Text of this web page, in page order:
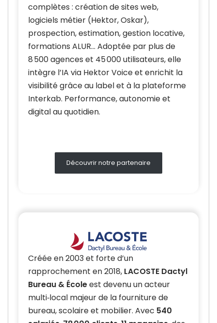
complètes : création de sites web,
logiciels métier (Hektor, Oskar),
prospection, estimation, gestion locative,
formations ALUR… Adoptée par plus de
8 500 agences et 45 000 utilisateurs, elle
intègre l’IA via Hektor Voice et enrichit la
visibilité grâce au label et à la plateforme
Interkab. Performance, autonomie et
digital au quotidien.
Découvrir notre partenaire
Créée en 2003 et forte d’un
rapprochement en 2018, LACOSTE Dactyl
Bureau & Écoleest devenu un acteur
multi‑local majeur de la fourniture de
bureau, scolaire et mobilier. Avec 540